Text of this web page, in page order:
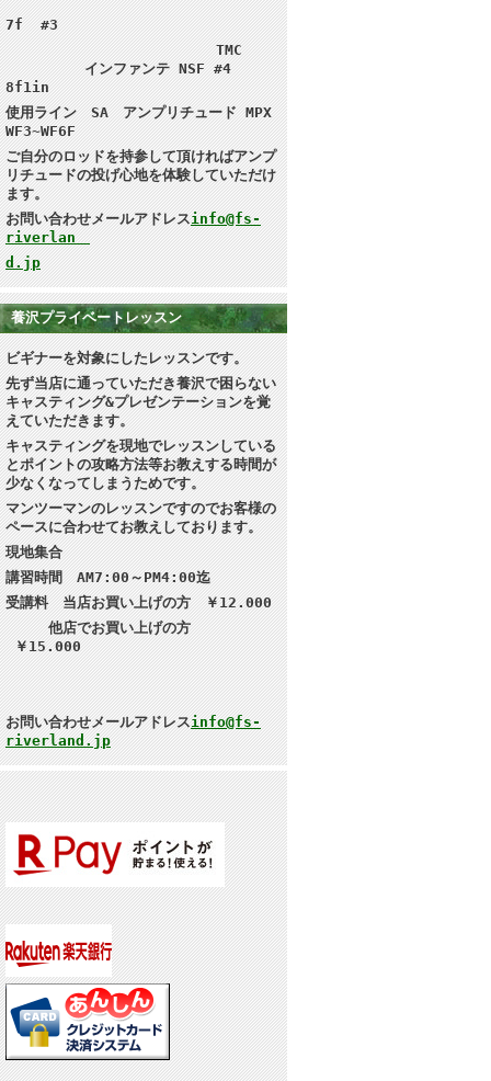
7f #3
TMC
インファンテ NSF #4
8f1in
使用ライン SA アンプリチュード MPX
WF3~WF6F
ご自分のロッドを持参して頂ければアンプ
リチュードの投げ心地を体験していただけ
ます。
お問い合わせメールアドレスinfo@fs-
riverlan
d.jp
養沢プライベートレッスン
ビギナーを対象にしたレッスンです。
先ず当店に通っていただき養沢で困らない
キャスティング&プレゼンテーションを覚
えていただきます。
キャスティングを現地でレッスンしている
とポイントの攻略方法等お教えする時間が
少なくなってしまうためです。
マンツーマンのレッスンですのでお客様の
ペースに合わせてお教えしております。
現地集合
講習時間 AM7:00～PM4:00迄
受講料 当店お買い上げの方 ￥12.000
他店でお買い上げの方
￥15.000
お問い合わせメールアドレスinfo@fs-
riverland.jp